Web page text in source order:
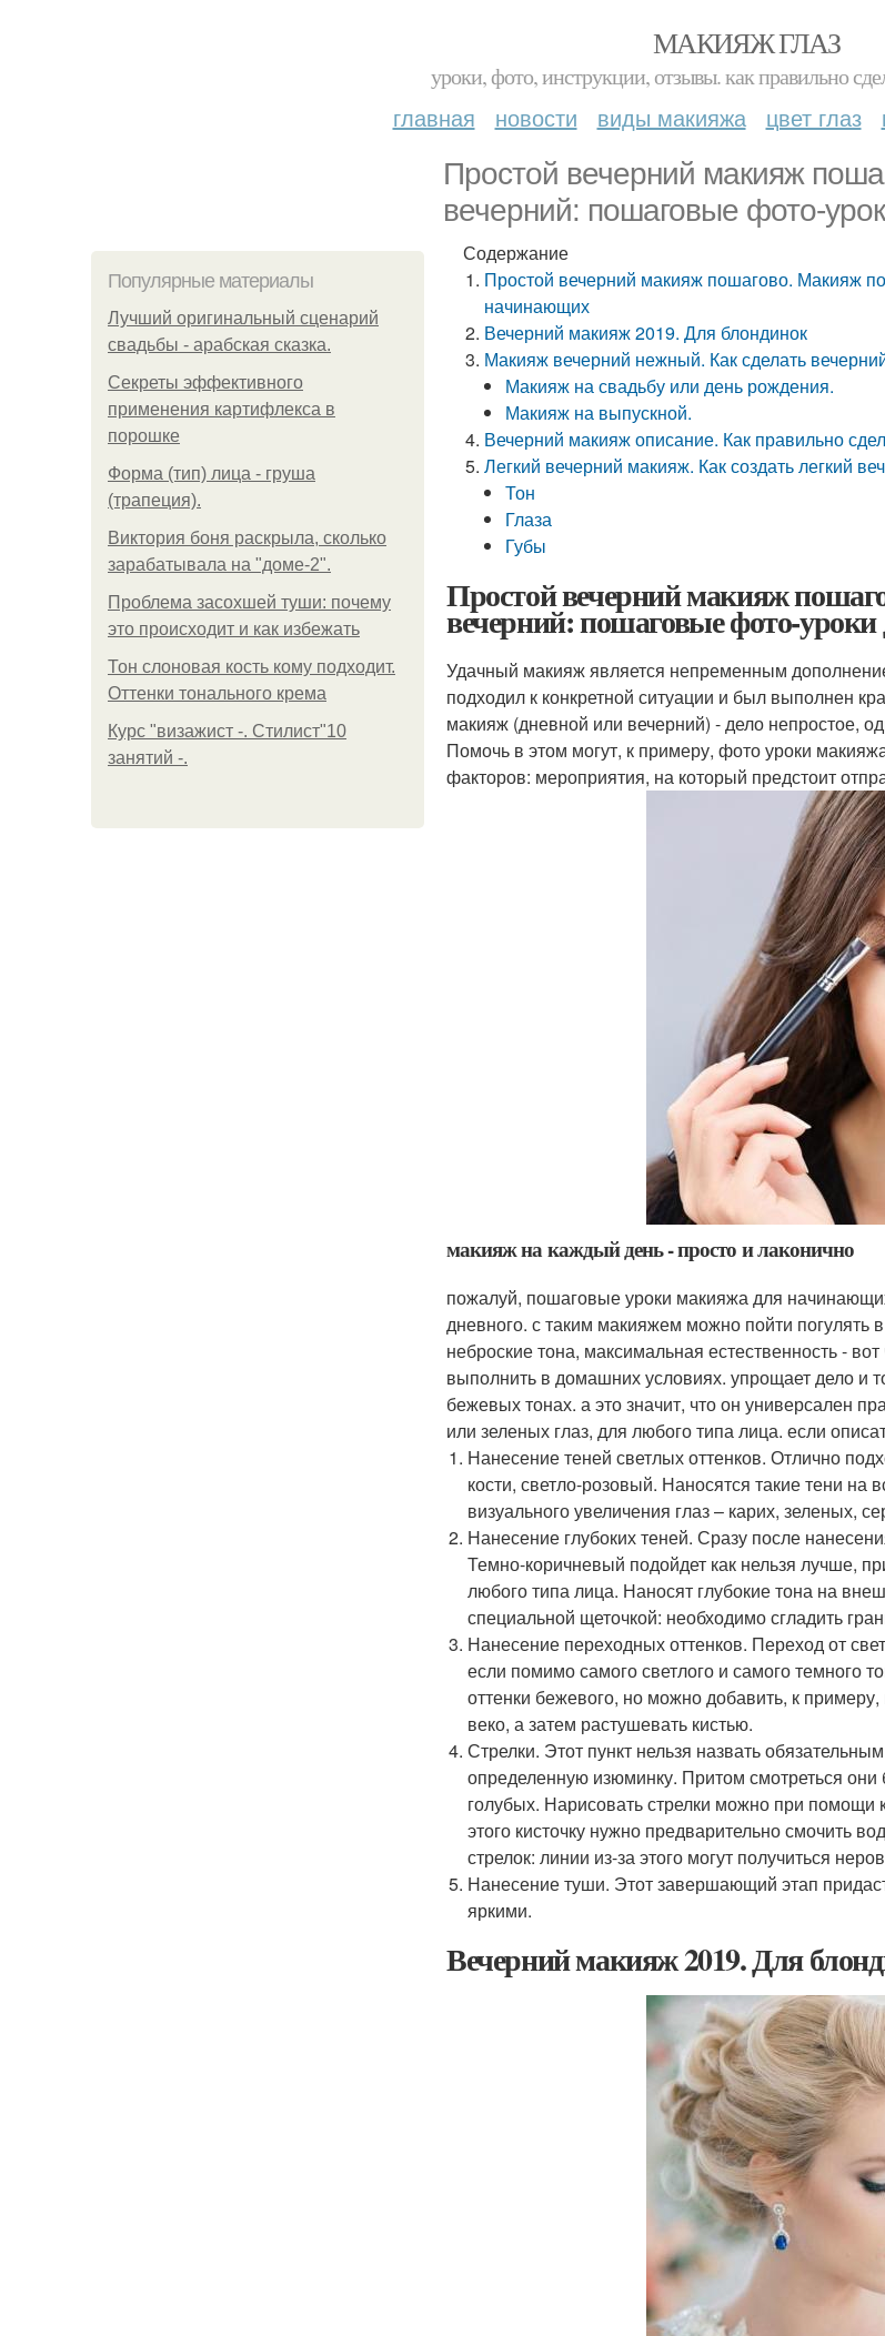
МАКИЯЖ ГЛАЗ
уроки, фото, инструкции, отзывы. как правильно
главная новости виды макияжа цвет глаз
Простой вечерний макияж
вечерний: пошаговые фото-
Популярные материалы
Лучший оригинальный сценарий
свадьбы - арабская сказка.
Секреты эффективного
применения картифлекса в
порошке
Форма (тип) лица - груша
(трапеция).
Виктория боня раскрыла, сколько
зарабатывала на "доме-2".
Проблема засохшей туши: почему
это происходит и как избежать
Тон слоновая кость кому подходит.
Оттенки тонального крема
Курс "визажист -. Стилист"10
занятий -.
Содержание
Простой вечерний макияж пошагово. Макияж
начинающих
Вечерний макияж 2019. Для блондинок
Макияж вечерний нежный. Как сделать
Макияж на свадьбу или день рождения.
Макияж на выпускной.
Вечерний макияж описание. Как правильно
Легкий вечерний макияж. Как создать легкий
Тон
Глаза
Губы
Простой вечерний макияж
вечерний: пошаговые фото-
Удачный макияж является непременным
подходил к конкретной ситуации и был выполнен
макияж (дневной или вечерний) - дело непростое,
Помочь в этом могут, к примеру, фото уроки
факторов: мероприятия, на который предстоит
макияж на каждый день - просто и лаконично
пожалуй, пошаговые уроки макияжа для
дневного. с таким макияжем можно пойти погулять
неброские тона, максимальная естественность -
выполнить в домашних условиях. упрощает дело и
бежевых тонах. а это значит, что он универсален
или зеленых глаз, для любого типа лица. если
Нанесение теней светлых оттенков. Отлично
кости, светло-розовый. Наносятся такие тени
визуального увеличения глаз – карих, зеленых,
Нанесение глубоких теней. Сразу после
Темно-коричневый подойдет как нельзя лучше,
любого типа лица. Наносят глубокие тона на
специальной щеточкой: необходимо сгладить
Нанесение переходных оттенков. Переход от
если помимо самого светлого и самого темного
оттенки бежевого, но можно добавить, к
веко, а затем растушевать кистью.
Стрелки. Этот пункт нельзя назвать
определенную изюминку. Притом смотреться
голубых. Нарисовать стрелки можно при
этого кисточку нужно предварительно смочить
стрелок: линии из-за этого могут получиться
Нанесение туши. Этот завершающий этап
яркими.
Вечерний макияж 2019. Для